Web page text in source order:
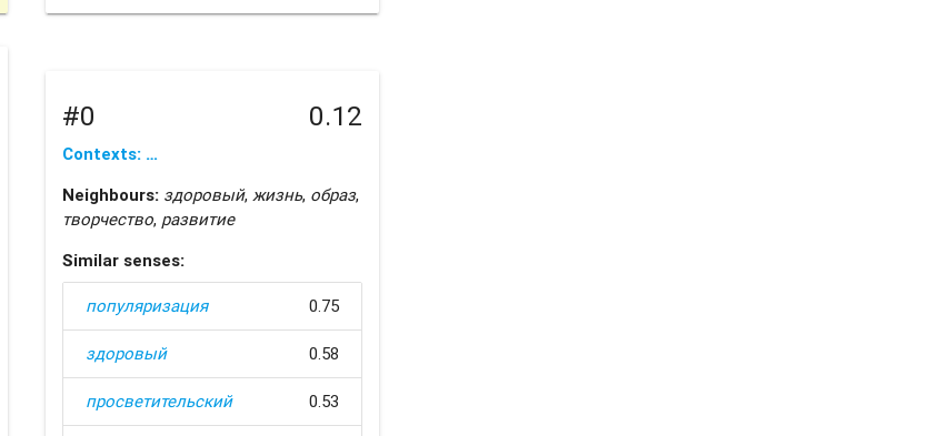
#0 0.12
Contexts: …
Neighbours: здоровый, жизнь, образ,
творчество, развитие
Similar senses:
популяризация 0.75
здоровый 0.58
просветительский 0.53